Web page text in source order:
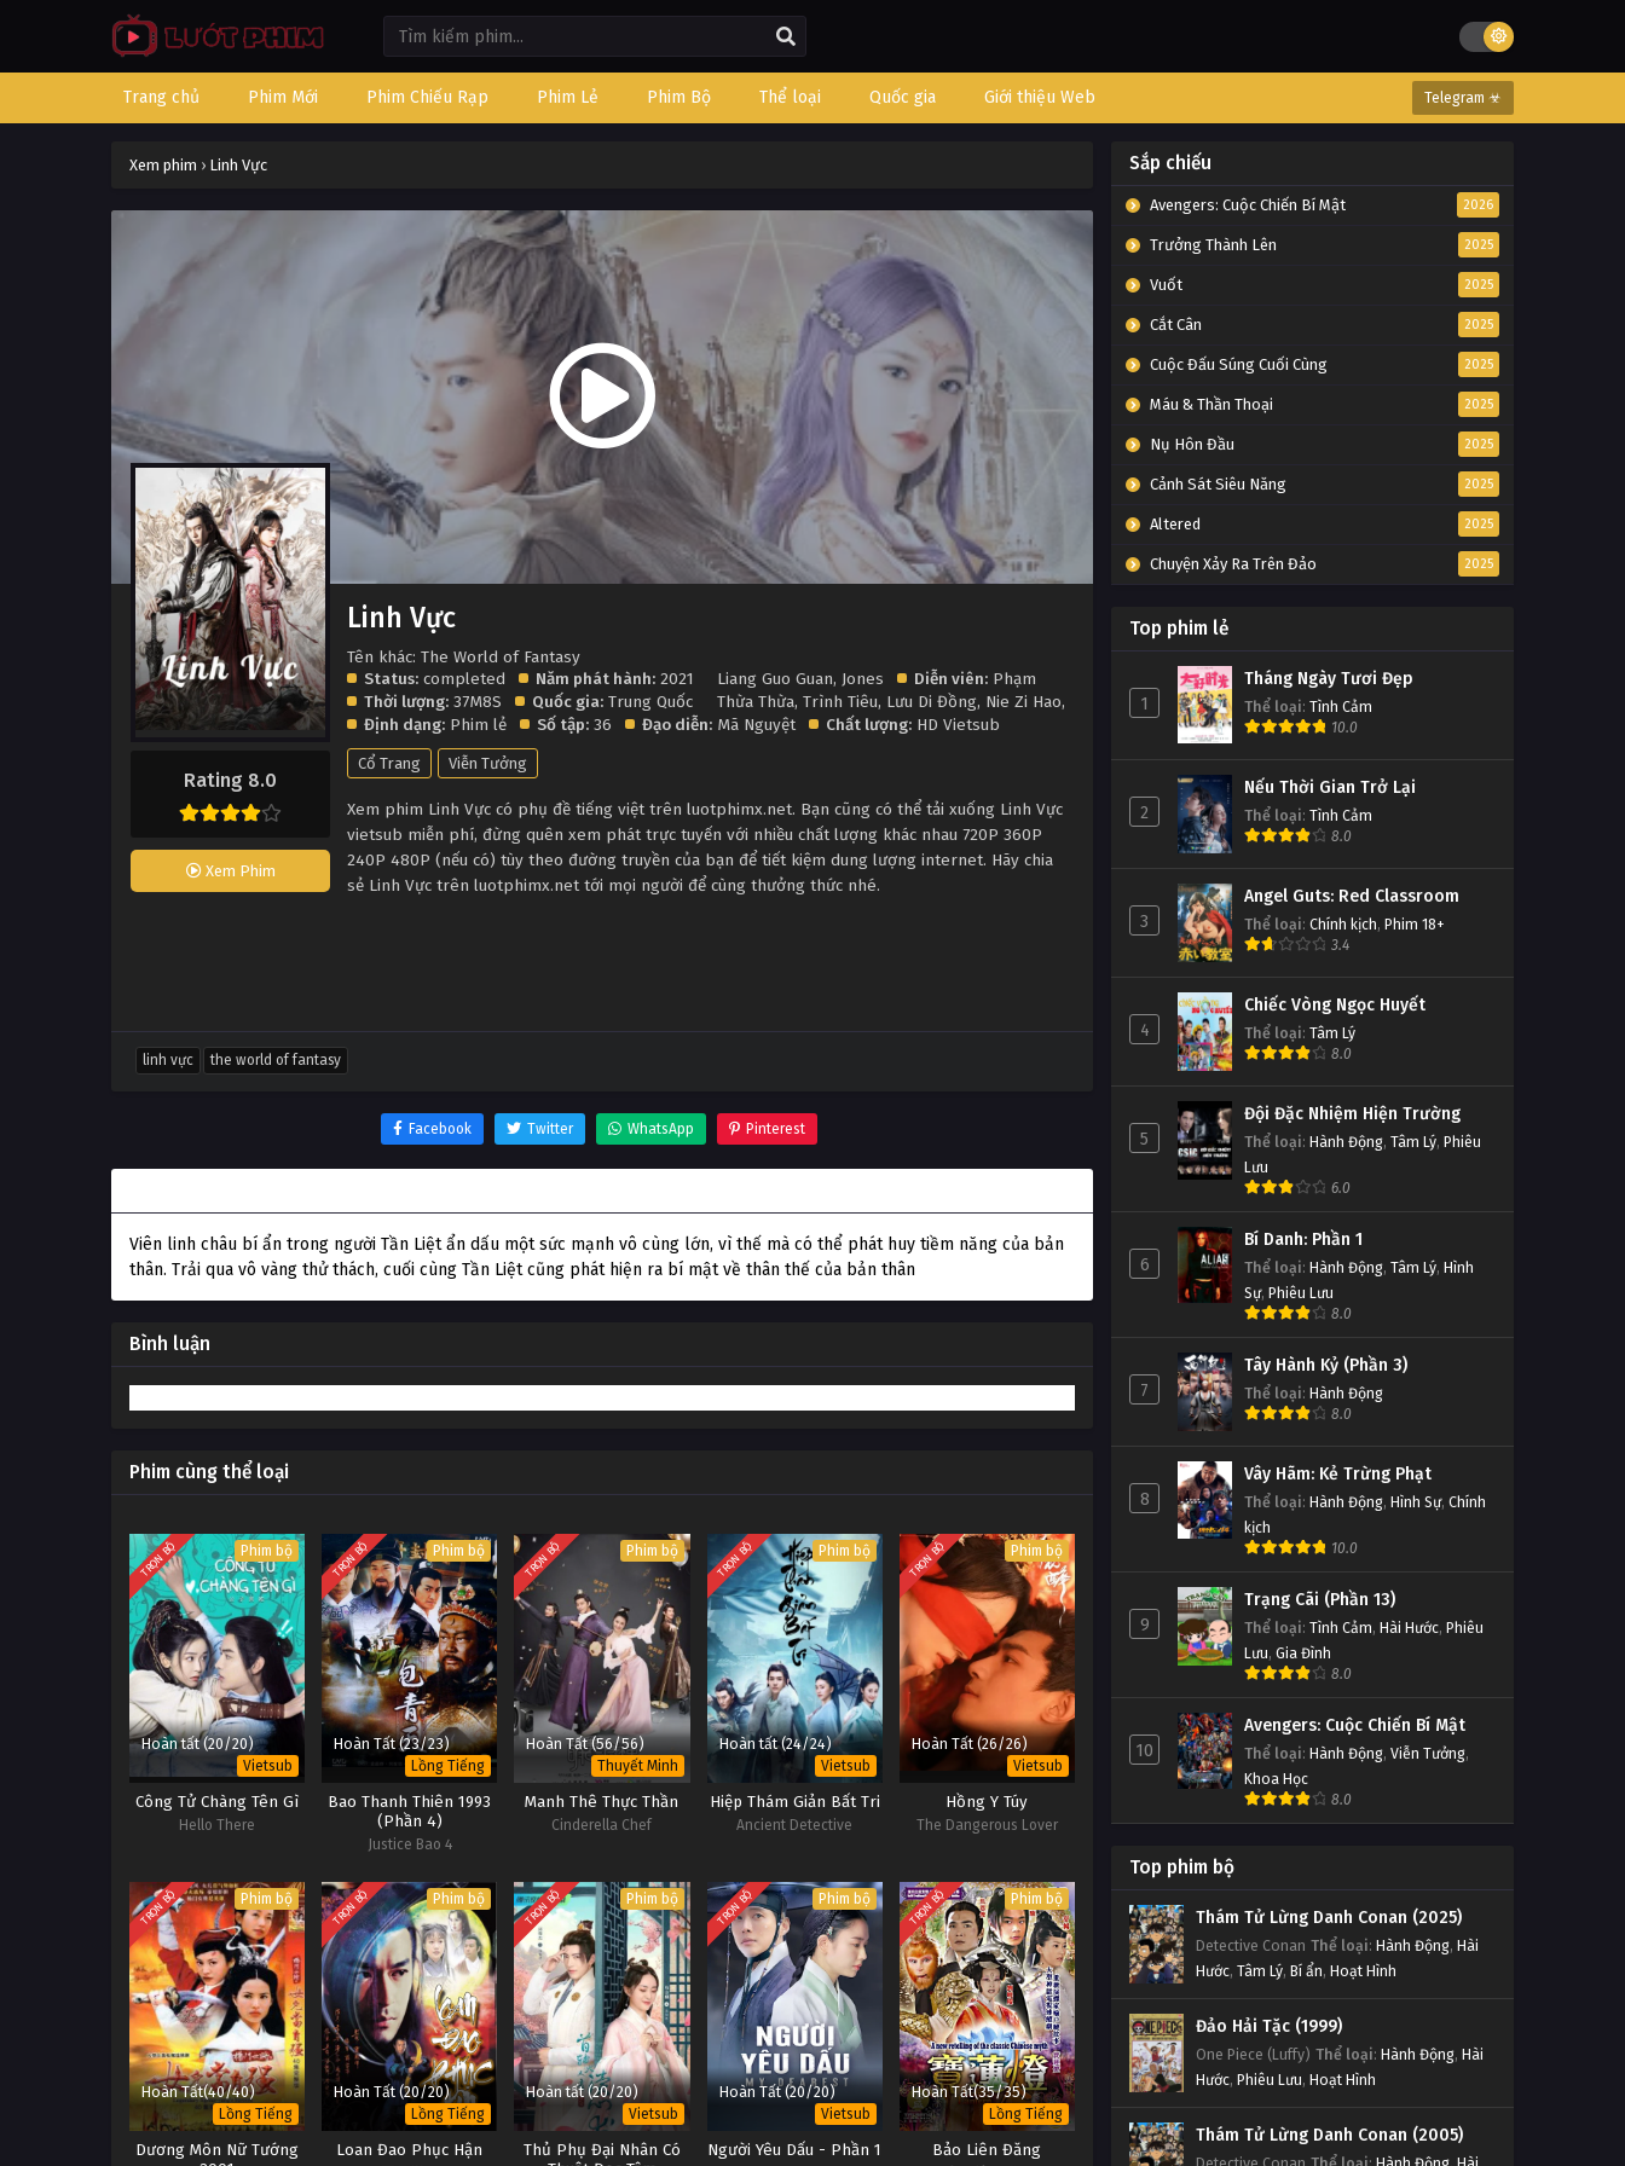
Trang chủ Phim Mới Phim Chiếu Rạp Phim Lẻ Phim Bộ Thể loại Quốc gia Giới thiệu Web Telegram ☣
Xem phim › Linh Vực
Rating 8.0
Xem Phim
Linh Vực
Tên khác: The World of Fantasy
Status: completed Năm phát hành: 2021
Thời lượng: 37M8S Quốc gia: Trung Quốc
Định dạng: Phim lẻ Số tập: 36 Đạo diễn:
Liang Guo Guan, Jones Diễn viên: Phạm
Thừa Thừa, Trình Tiêu, Lưu Di Đồng, Nie Zi Hao,
Mã Nguyệt
Chất lượng: HD Vietsub
Cổ Trang Viễn Tưởng
Xem phim Linh Vực có phụ đề tiếng việt trên luotphimx.net. Bạn cũng có thể tải xuống Linh Vực
vietsub miễn phí, đừng quên xem phát trực tuyến với nhiều chất lượng khác nhau 720P 360P
240P 480P (nếu có) tùy theo đường truyền của bạn để tiết kiệm dung lượng internet. Hãy chia
sẻ Linh Vực trên luotphimx.net tới mọi người để cùng thưởng thức nhé.
linh vực the world of fantasy
Facebook Twitter WhatsApp Pinterest
Viên linh châu bí ẩn trong người Tần Liệt ẩn dấu một sức mạnh vô cùng lớn, vì thế mà có thể phát huy tiềm năng của bản
thân. Trải qua vô vàng thử thách, cuối cùng Tần Liệt cũng phát hiện ra bí mật về thân thế của bản thân
Bình luận
Phim cùng thể loại
TRỌN BỘ Phim bộ
Hoàn tất (20/20)
Vietsub
Công Tử Chàng Tên Gì
Hello There
TRỌN BỘ Phim bộ
Hoàn Tất (23/23)
Lồng Tiếng
Bao Thanh Thiên 1993
(Phần 4)
Justice Bao 4
TRỌN BỘ Phim bộ
Hoàn Tất (56/56)
Thuyết Minh
Manh Thê Thực Thần
Cinderella Chef
TRỌN BỘ Phim bộ
Hoàn tất (24/24)
Vietsub
Hiệp Thám Giản Bất Tri
Ancient Detective
TRỌN BỘ Phim bộ
Hoàn Tất (26/26)
Vietsub
Hồng Y Túy
The Dangerous Lover
TRỌN BỘ Phim bộ
Hoàn Tất(40/40)
Lồng Tiếng
Dương Môn Nữ Tướng
TRỌN BỘ Phim bộ
Hoàn Tất (20/20)
Lồng Tiếng
Loan Đao Phục Hận
TRỌN BỘ Phim bộ
Hoàn tất (20/20)
Vietsub
Thủ Phụ Đại Nhân Có
TRỌN BỘ Phim bộ
Hoàn Tất (20/20)
Vietsub
Người Yêu Dấu - Phần 1
TRỌN BỘ Phim bộ
Hoàn Tất(35/35)
Lồng Tiếng
Bảo Liên Đăng
Sắp chiếu
Avengers: Cuộc Chiến Bí Mật 2026
Trưởng Thành Lên 2025
Vuốt 2025
Cắt Cân 2025
Cuộc Đấu Súng Cuối Cùng 2025
Máu & Thần Thoại 2025
Nụ Hôn Đầu 2025
Cảnh Sát Siêu Năng 2025
Altered 2025
Chuyện Xảy Ra Trên Đảo 2025
Top phim lẻ
1
Tháng Ngày Tươi Đẹp
Thể loại: Tình Cảm
10.0
2
Nếu Thời Gian Trở Lại
Thể loại: Tình Cảm
8.0
3
Angel Guts: Red Classroom
Thể loại: Chính kịch, Phim 18+
3.4
4
Chiếc Vòng Ngọc Huyết
Thể loại: Tâm Lý
8.0
5
Đội Đặc Nhiệm Hiện Trường
Thể loại: Hành Động, Tâm Lý, Phiêu
Lưu
6.0
6
Bí Danh: Phần 1
Thể loại: Hành Động, Tâm Lý, Hình
Sự, Phiêu Lưu
8.0
7
Tây Hành Kỷ (Phần 3)
Thể loại: Hành Động
8.0
8
Vây Hãm: Kẻ Trừng Phạt
Thể loại: Hành Động, Hình Sự, Chính
kịch
10.0
9
Trạng Cãi (Phần 13)
Thể loại: Tình Cảm, Hài Hước, Phiêu
Lưu, Gia Đình
8.0
10
Avengers: Cuộc Chiến Bí Mật
Thể loại: Hành Động, Viễn Tưởng,
Khoa Học
8.0
Top phim bộ
Thám Tử Lừng Danh Conan (2025)
Detective Conan Thể loại: Hành Động, Hài
Hước, Tâm Lý, Bí ẩn, Hoạt Hình
Đảo Hải Tặc (1999)
One Piece (Luffy) Thể loại: Hành Động, Hài
Hước, Phiêu Lưu, Hoạt Hình
Thám Tử Lừng Danh Conan (2005)